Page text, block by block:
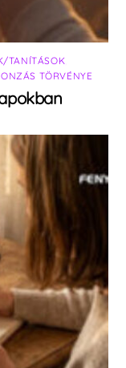
TANÍTÁSOK
TÖRVÉNYE